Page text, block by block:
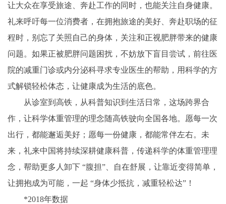
让大众在享受旅途、奔赴工作的同时，也能关注自身健康。
礼来呼吁每一位消费者，在拥抱旅途的美好、奔赴职场的征
程时，别忘了关照自己的身体，关注和正视肥胖带来的健康
问题。如果正被肥胖问题困扰，不妨放下盲目尝试，前往医
院的减重门诊或内分泌科寻求专业医生的帮助，用科学的方
式解锁轻松体态，让健康成为生活的底色。
从诊室到高铁，从科普知识到生活日常，这场跨界合
作，让科学体重管理的理念随高铁驶向全国各地。愿每一次
出行，都能邂逅美好；愿每一份健康，都能常伴左右。未
来，礼来中国将持续深耕健康科普，传递科学的体重管理理
念，帮助更多人卸下 “腹担”、自在舒展，让靠近变得简单，
让拥抱成为可能，一起 “身体少抵抗，减重轻松达”！
*2018年数据